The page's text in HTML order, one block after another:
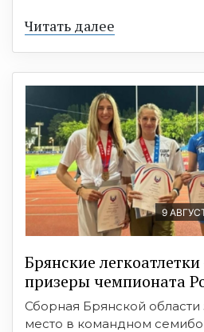
Читать далее
9
Брянские
призеры чемпионата
Сборная Брянской области
место в командном